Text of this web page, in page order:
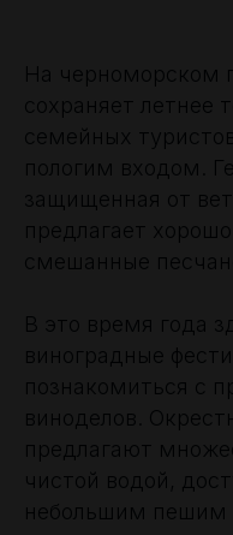
На черноморском
сохраняет летнее
семейных
пологим входом.
защищенная от
предлагает
смешанные
В это время года
виноградные
познакомиться с
виноделов.
предлагают
чистой водой,
небольшим пешим